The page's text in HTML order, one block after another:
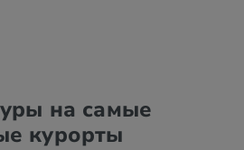
на самые
курорты